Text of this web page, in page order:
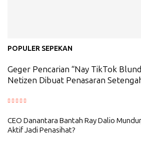
POPULER SEPEKAN
Geger Pencarian “Nay TikTok
Netizen Dibuat Penasaran
CEO Danantara Bantah Ray Dalio
Aktif Jadi Penasihat?